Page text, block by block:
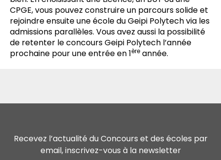
CPGE, vous pouvez construire un parcours solide et
rejoindre ensuite une école du Geipi Polytech via les
admissions parallèles. Vous avez aussi la possibilité
de retenter le concours Geipi Polytech l’année
prochaine pour une entrée en 1ère année.
Recevez l’actualité du Concours et des écoles par
email, inscrivez-vous à la newsletter